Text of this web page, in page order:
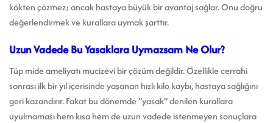
kökten çözmez; ancak hastaya büyük bir avantaj sağlar. Onu doğru
değerlendirmek ve kurallara uymak şarttır.
Uzun Vadede Bu Yasaklara Uymazsam Ne Olur?
Tüp mide ameliyatı mucizevi bir çözüm değildir. Özellikle cerrahi
sonrası ilk bir yıl içerisinde yaşanan hızlı kilo kaybı, hastaya sağlığını
geri kazandırır. Fakat bu dönemde “yasak” denilen kurallara
uyulmaması hem kısa hem de uzun vadede istenmeyen sonuçlara